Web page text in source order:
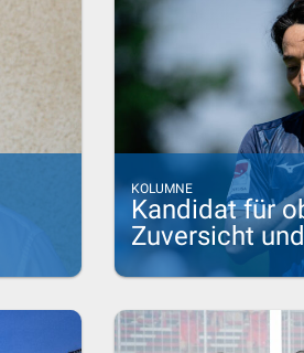
KOLUMNE
Kandidat für
Zuversicht